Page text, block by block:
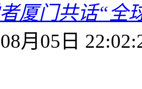
厦门共话“全
月05日